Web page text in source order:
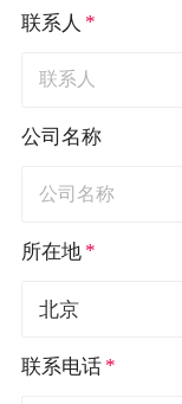
联系人 *
公司名称
所在地 *
联系电话 *